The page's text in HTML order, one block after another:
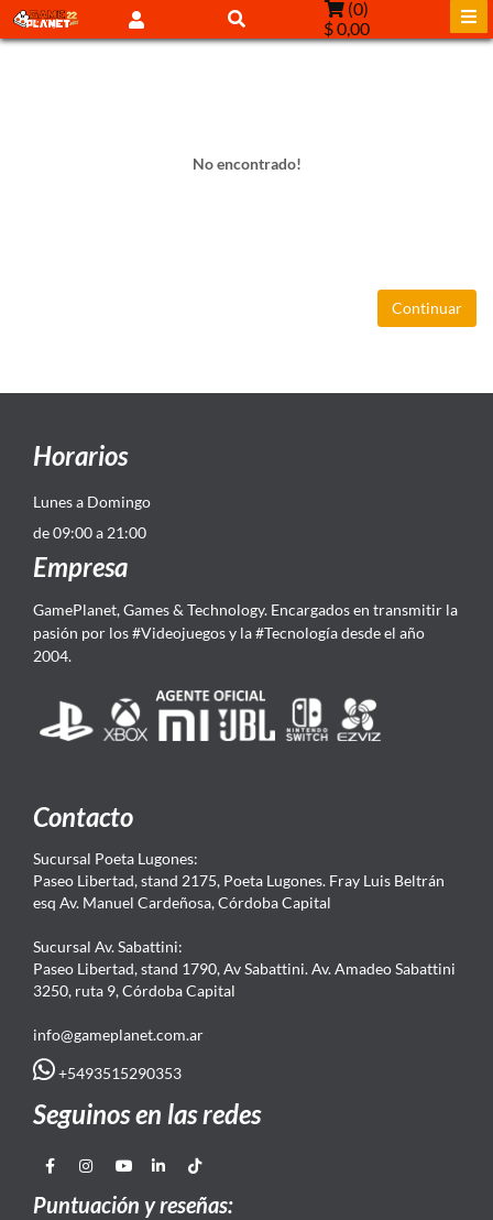
(0)
$ 0,00
No encontrado!
Continuar
Horarios
Lunes a Domingo
de 09:00 a 21:00
Empresa
GamePlanet, Games & Technology. Encargados en transmitir la
pasión por los #Videojuegos y la #Tecnología desde el año
2004.
Contacto
Sucursal Poeta Lugones:
Paseo Libertad, stand 2175, Poeta Lugones. Fray Luis Beltrán
esq Av. Manuel Cardeñosa, Córdoba Capital
Sucursal Av. Sabattini:
Paseo Libertad, stand 1790, Av Sabattini. Av. Amadeo Sabattini
3250, ruta 9, Córdoba Capital
info@gameplanet.com.ar
+5493515290353
Seguinos en las redes
Puntuación y reseñas: